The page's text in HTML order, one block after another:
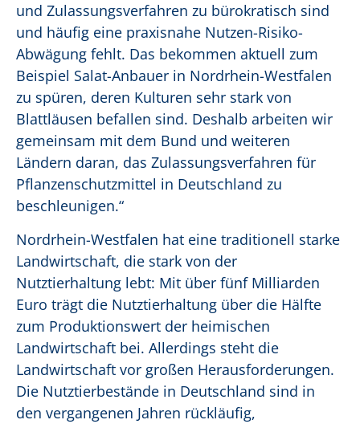
und Zulassungsverfahren zu bürokratisch sind
und häufig eine praxisnahe Nutzen-Risiko-
Abwägung fehlt. Das bekommen aktuell zum
Beispiel Salat-Anbauer in Nordrhein-Westfalen
zu spüren, deren Kulturen sehr stark von
Blattläusen befallen sind. Deshalb arbeiten wir
gemeinsam mit dem Bund und weiteren
Ländern daran, das Zulassungsverfahren für
Pflanzenschutzmittel in Deutschland zu
beschleunigen.“
Nordrhein-Westfalen hat eine traditionell starke
Landwirtschaft, die stark von der
Nutztierhaltung lebt: Mit über fünf Milliarden
Euro trägt die Nutztierhaltung über die Hälfte
zum Produktionswert der heimischen
Landwirtschaft bei. Allerdings steht die
Landwirtschaft vor großen Herausforderungen.
Die Nutztierbestände in Deutschland sind in
den vergangenen Jahren rückläufig,